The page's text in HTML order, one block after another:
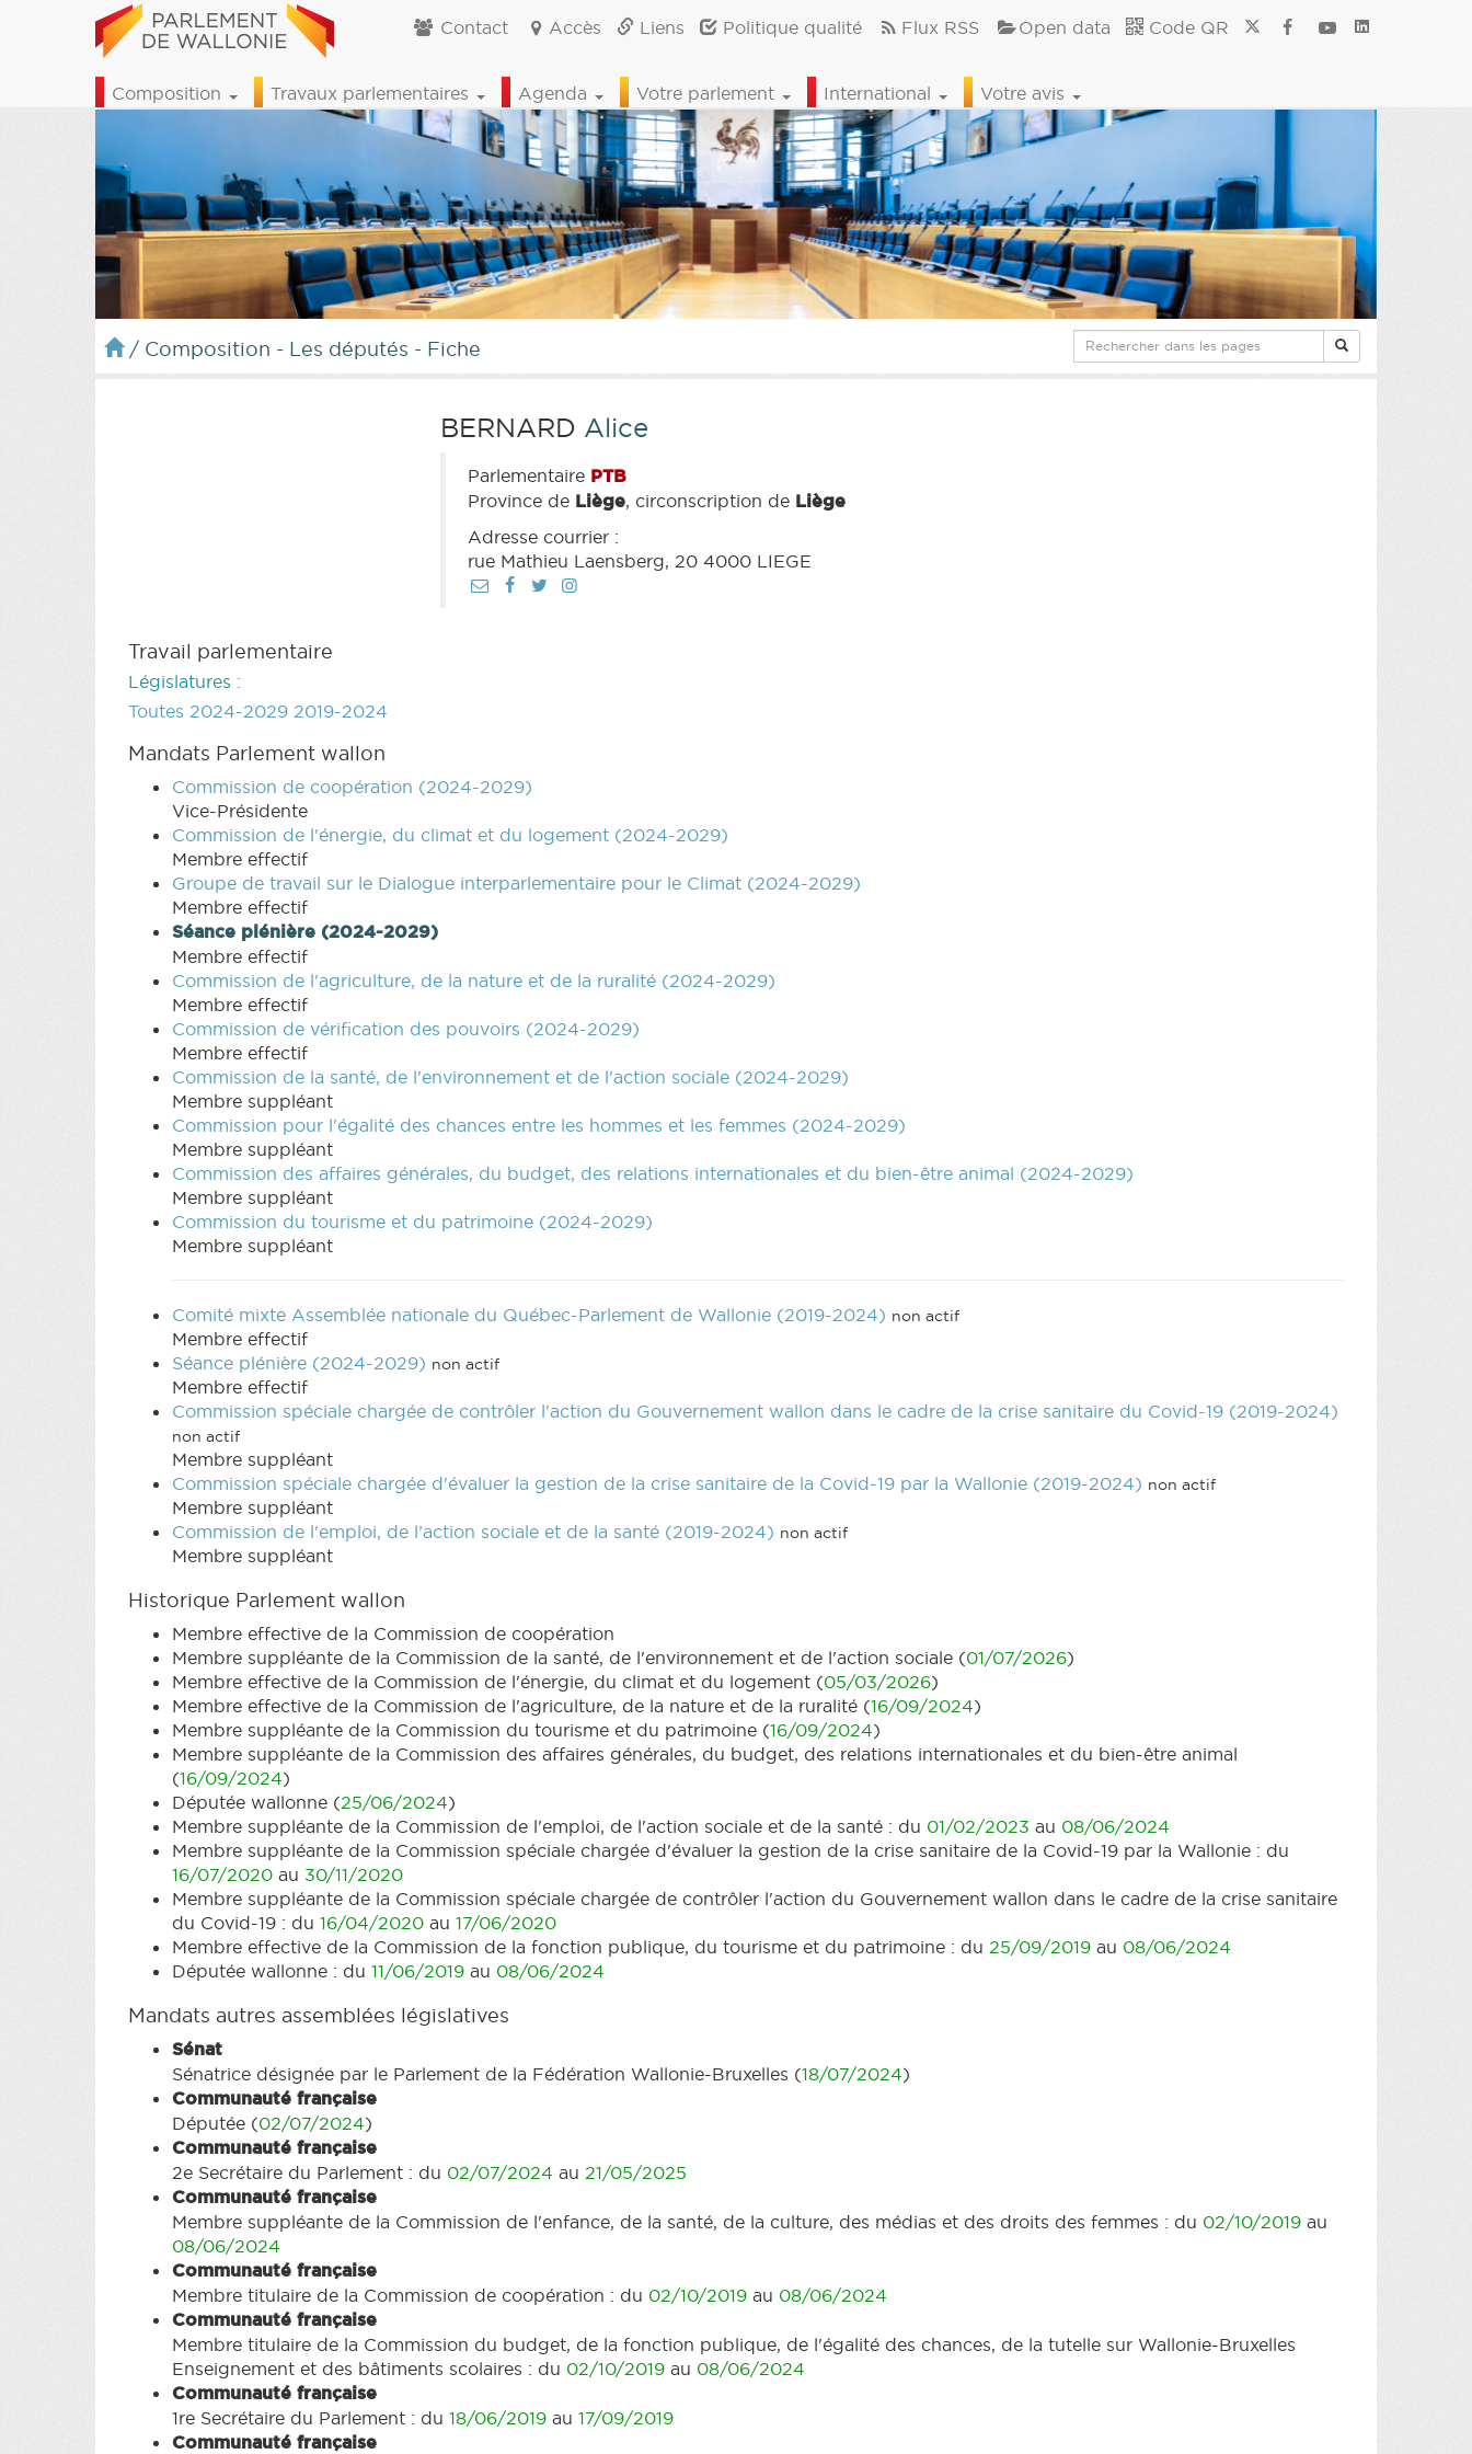
Contact Accès Liens Politique qualité Flux RSS Open data Code QR
Composition Travaux parlementaires Agenda Votre parlement International Votre avis
/ Composition - Les députés - Fiche
BERNARD Alice
Parlementaire PTB
Province de Liège, circonscription de Liège
Adresse courrier :
rue Mathieu Laensberg, 20 4000 LIEGE
Travail parlementaire
Législatures :
Toutes 2024-2029 2019-2024
Mandats Parlement wallon
Commission de coopération (2024-2029)
Vice-Présidente
Commission de l'énergie, du climat et du logement (2024-2029)
Membre effectif
Groupe de travail sur le Dialogue interparlementaire pour le Climat (2024-2029)
Membre effectif
Séance plénière (2024-2029)
Membre effectif
Commission de l'agriculture, de la nature et de la ruralité (2024-2029)
Membre effectif
Commission de vérification des pouvoirs (2024-2029)
Membre effectif
Commission de la santé, de l'environnement et de l'action sociale (2024-2029)
Membre suppléant
Commission pour l'égalité des chances entre les hommes et les femmes (2024-2029)
Membre suppléant
Commission des affaires générales, du budget, des relations internationales et du bien-être animal (2024-2029)
Membre suppléant
Commission du tourisme et du patrimoine (2024-2029)
Membre suppléant
Comité mixte Assemblée nationale du Québec-Parlement de Wallonie (2019-2024) non actif
Membre effectif
Séance plénière (2024-2029) non actif
Membre effectif
Commission spéciale chargée de contrôler l'action du Gouvernement wallon dans le cadre de la crise sanitaire du Covid-19 (2019-2024)
non actif
Membre suppléant
Commission spéciale chargée d'évaluer la gestion de la crise sanitaire de la Covid-19 par la Wallonie (2019-2024) non actif
Membre suppléant
Commission de l'emploi, de l’action sociale et de la santé (2019-2024) non actif
Membre suppléant
Historique Parlement wallon
Membre effective de la Commission de coopération
Membre suppléante de la Commission de la santé, de l'environnement et de l'action sociale (01/07/2026)
Membre effective de la Commission de l'énergie, du climat et du logement (05/03/2026)
Membre effective de la Commission de l'agriculture, de la nature et de la ruralité (16/09/2024)
Membre suppléante de la Commission du tourisme et du patrimoine (16/09/2024)
Membre suppléante de la Commission des affaires générales, du budget, des relations internationales et du bien-être animal
(16/09/2024)
Députée wallonne (25/06/2024)
Membre suppléante de la Commission de l'emploi, de l'action sociale et de la santé : du 01/02/2023 au 08/06/2024
Membre suppléante de la Commission spéciale chargée d'évaluer la gestion de la crise sanitaire de la Covid-19 par la Wallonie : du
16/07/2020 au 30/11/2020
Membre suppléante de la Commission spéciale chargée de contrôler l'action du Gouvernement wallon dans le cadre de la crise sanitaire
du Covid-19 : du 16/04/2020 au 17/06/2020
Membre effective de la Commission de la fonction publique, du tourisme et du patrimoine : du 25/09/2019 au 08/06/2024
Députée wallonne : du 11/06/2019 au 08/06/2024
Mandats autres assemblées législatives
Sénat
Sénatrice désignée par le Parlement de la Fédération Wallonie-Bruxelles (18/07/2024)
Communauté française
Députée (02/07/2024)
Communauté française
2e Secrétaire du Parlement : du 02/07/2024 au 21/05/2025
Communauté française
Membre suppléante de la Commission de l'enfance, de la santé, de la culture, des médias et des droits des femmes : du 02/10/2019 au
08/06/2024
Communauté française
Membre titulaire de la Commission de coopération : du 02/10/2019 au 08/06/2024
Communauté française
Membre titulaire de la Commission du budget, de la fonction publique, de l'égalité des chances, de la tutelle sur Wallonie-Bruxelles
Enseignement et des bâtiments scolaires : du 02/10/2019 au 08/06/2024
Communauté française
1re Secrétaire du Parlement : du 18/06/2019 au 17/09/2019
Communauté française